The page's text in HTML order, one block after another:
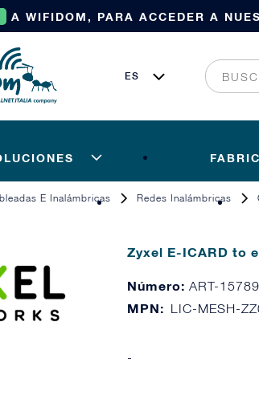
A WIFIDOM, PARA ACCEDER A
E Inalámbricas Redes Inalámbricas
Zyxel E-ICARD to
Número:ART-
MPN: LIC-MESH-
-